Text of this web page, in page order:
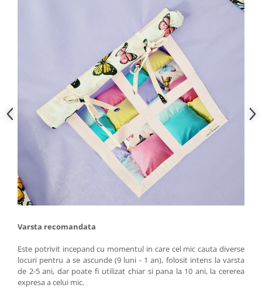
Varsta recomandata
Este potrivit incepand cu momentul in care cel mic cauta diverse
locuri pentru a se ascunde (9 luni - 1 an), folosit intens la varsta
de 2-5 ani, dar poate fi utilizat chiar si pana la 10 ani, la cererea
expresa a celui mic.